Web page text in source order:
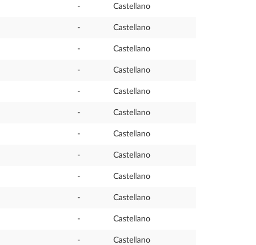
- Castellano
- Castellano
- Castellano
- Castellano
- Castellano
- Castellano
- Castellano
- Castellano
- Castellano
- Castellano
- Castellano
- Castellano